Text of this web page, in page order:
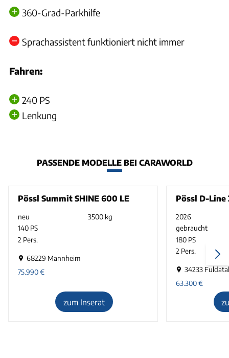
360-Grad-Parkhilfe
Sprachassistent funktioniert nicht immer
Fahren:
240 PS
Lenkung
PASSENDE MODELLE BEI CARAWORLD
Pössl Summit SHINE 600 LE
neu
3500 kg
140 PS
2 Pers.
68229 Mannheim
75.990€
zum Inserat
Pössl D-
2026
gebraucht
180 PS
2 Pers.
34233
63.300€